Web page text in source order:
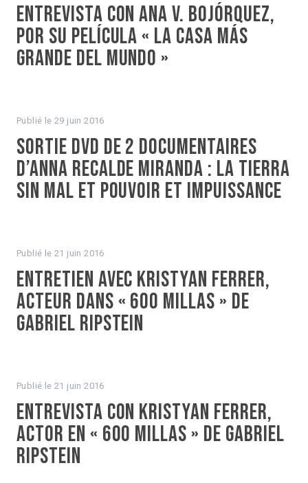
Entrevista con Ana V. Bojórquez,
por su película « La Casa más
grande del mundo »
Publié le29 juin 2016
Sortie DVD de 2 documentaires
d’Anna Recalde Miranda : La Tierra
sin mal et Pouvoir et impuissance
Publié le21 juin 2016
Entretien avec Kristyan Ferrer,
acteur dans « 600 millas » de
Gabriel Ripstein
Publié le21 juin 2016
Entrevista con Kristyan Ferrer,
actor en « 600 millas » de Gabriel
Ripstein